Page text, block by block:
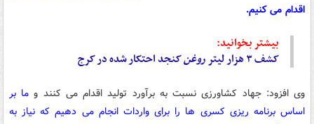
اقدام می کنیم.
بیشتر بخوانید:
کشف ۳ هزار لیتر
روغنکنجد احتکار شده در کرج
وی افزود: جهاد کشاورزی نسبت به برآورد تولید اقدام می کنند و ما بر
اساس برنامه ریزی کسری ها را برای واردات انجام می دهیم که نیاز به